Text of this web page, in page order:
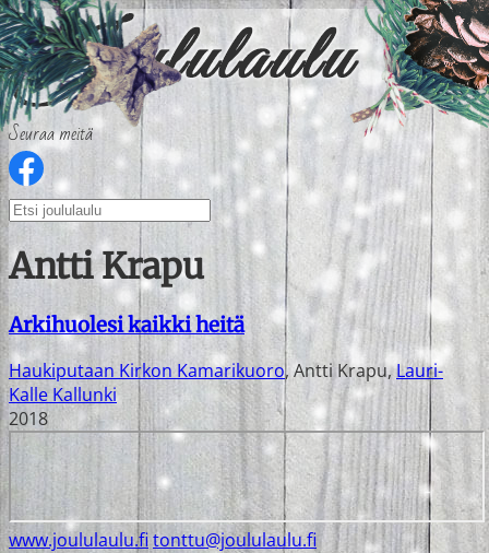
Seuraa meitä
Antti Krapu
Arkihuolesi kaikki heitä
Haukiputaan Kirkon Kamarikuoro, Antti Krapu,Lauri-
Kalle Kallunki
2018
www.joululaulu.fitonttu@joululaulu.fi